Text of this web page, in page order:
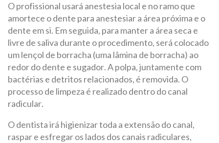
O profissional usará anestesia local e no ramo que
amortece o dente para anestesiar a área próxima e o
dente em si. Em seguida, para manter a área seca e
livre de saliva durante o procedimento, será colocado
um lençol de borracha (uma lâmina de borracha) ao
redor do dente e sugador. A polpa, juntamente com
bactérias e detritos relacionados, é removida. O
processo de limpeza é realizado dentro do canal
radicular.
O dentista irá higienizar toda a extensão do canal,
raspar e esfregar os lados dos canais radiculares,